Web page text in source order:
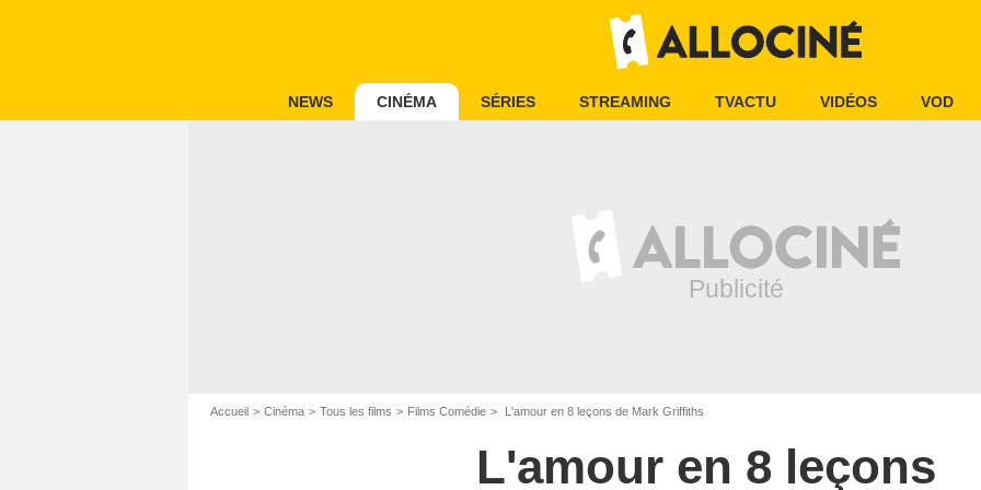
NEWS CINÉMA SÉRIES STREAMING TVACTU VIDÉOS VOD
Accueil Cinéma Tous les films Films Comédie L'amour en 8 leçons de Mark Griffiths
L'amour en 8 leçons